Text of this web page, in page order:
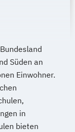
Süden an
Einwohner.
in
bieten